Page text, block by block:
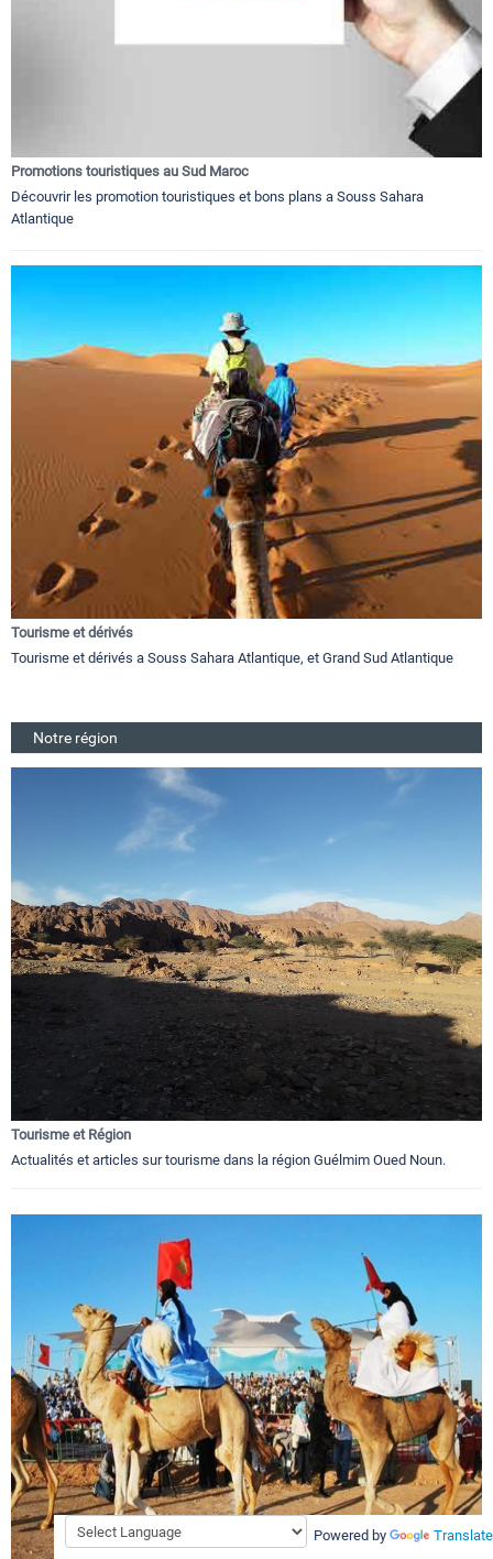
Promotions touristiques au Sud Maroc
Découvrir les promotion touristiques et bons plans a Souss Sahara
Atlantique
Tourisme et dérivés
Tourisme et dérivés a Souss Sahara Atlantique, et Grand Sud Atlantique
Notre région
Tourisme et Région
Actualités et articles sur tourisme dans la région Guélmim Oued Noun.
Powered by Translate